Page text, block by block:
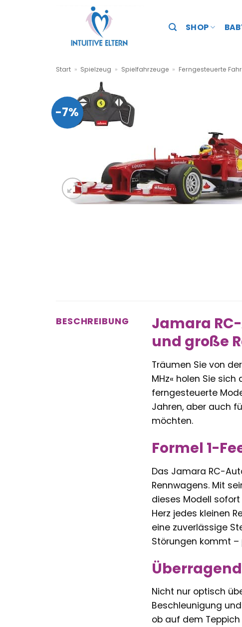
SHOP
Start » Spielzeug » Spielfahrzeuge » Ferngesteuerte
-7%
BESCHREIBUNG
Jamara
und große
Träumen Sie von
MHz« holen Sie
ferngesteuerte
Jahren, aber auch
möchten.
Formel 1-
Das Jamara RC-
Rennwagens. Mit
dieses Modell
Herz jedes kleinen
eine zuverlässige
Störungen kommt –
Nicht nur optisch
Beschleunigung
ob auf dem